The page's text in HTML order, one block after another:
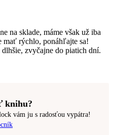
na sklade, máme však už iba
mať rýchlo, ponáhľajte sa!
zvyčajne do piatich dní.
knihu?
vám ju s radosťou vypátra!